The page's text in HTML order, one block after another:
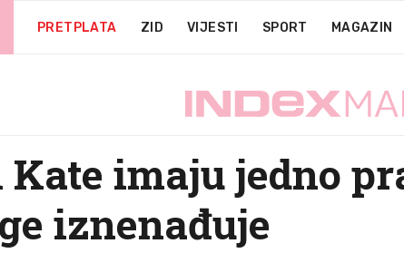
PRETPLATA ZID VIJESTI SPORT MAGAZIN
imaju jedno
iznenađuje